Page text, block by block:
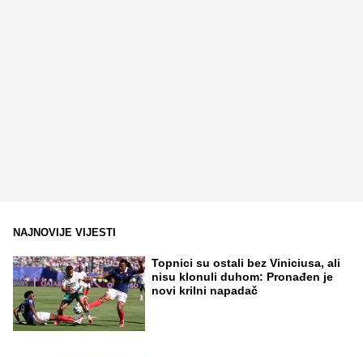
NAJNOVIJE VIJESTI
Topnici su ostali bez Viniciusa, ali
nisu klonuli duhom: Pronađen je
novi krilni napadač